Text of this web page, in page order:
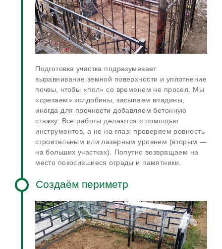
Подготовка участка подразумевает
выравнивание земной поверхности и уплотнение
почвы, чтобы «пол» со временем не просел. Мы
«срезаем» колдобины, засыпаем впадины,
иногда для прочности добавляем бетонную
стяжку. Все работы делаются с помощью
инструментов, а не на глаз: проверяем ровность
строительным или лазерным уровнем (вторым —
на больших участках). Попутно возвращаем на
место покосившиеся ограды и памятники.
Создаём периметр